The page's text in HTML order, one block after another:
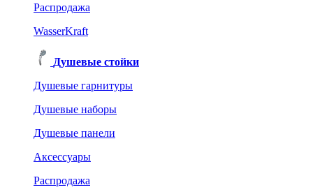
Распродажа
WasserKraft
Душевые стойки
Душевые гарнитуры
Душевые наборы
Душевые панели
Аксессуары
Распродажа